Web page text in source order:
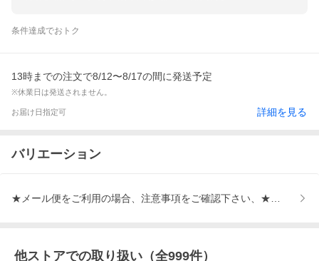
条件達成でおトク
13時までの注文で8/12〜8/17の間に発送予定
※休業日は発送されません。
お届け日指定可 詳細を見る
バリエーション
★メール便をご利用の場合、注意事項をご確認下さい、★メール便
他ストアでの取り扱い（全999件）